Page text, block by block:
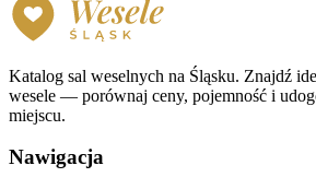
Katalog sal weselnych na Śląsku. Znajdź
wesele — porównaj ceny, pojemność i
miejscu.
Nawigacja